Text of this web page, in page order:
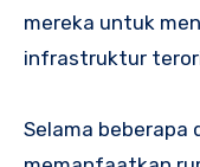
mereka untuk
infrastruktur
Selama beberapa